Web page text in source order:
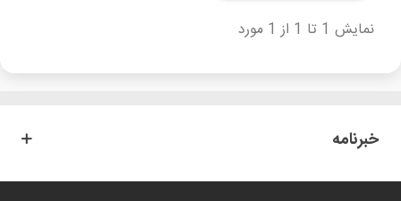
نمایش 1 تا 1 از 1 مورد
خبرنامه